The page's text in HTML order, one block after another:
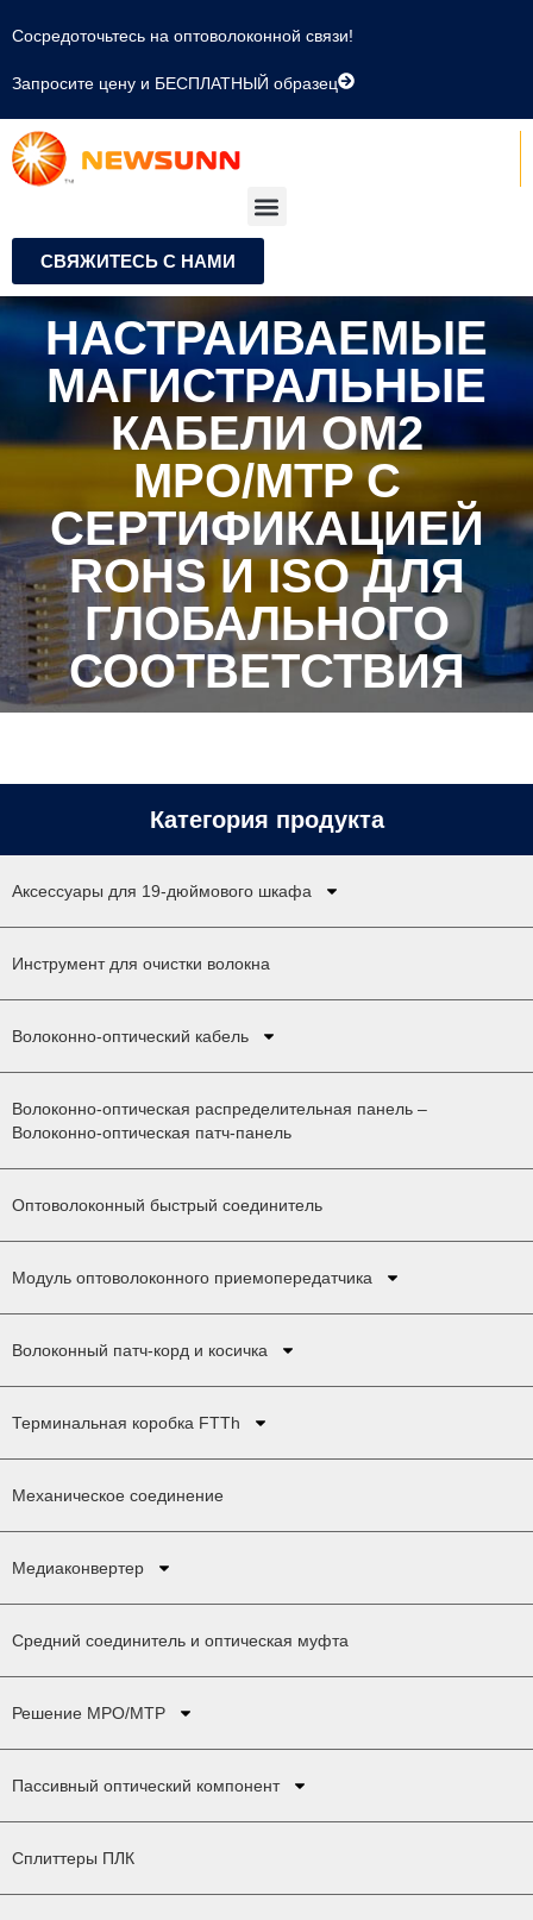
Сосредоточьтесь на оптоволоконной связи!
Запросите цену и БЕСПЛАТНЫЙ образец
СВЯЖИТЕСЬ С НАМИ
НАСТРАИВАЕМЫЕ
МАГИСТРАЛЬНЫЕ
КАБЕЛИ OM2
MPO/MTP С
СЕРТИФИКАЦИЕЙ
ROHS И ISO ДЛЯ
ГЛОБАЛЬНОГО
СООТВЕТСТВИЯ
Категория продукта
Аксессуары для 19-дюймового шкафа
Инструмент для очистки волокна
Волоконно-оптический кабель
Волоконно-оптическая распределительная панель –
Волоконно-оптическая патч-панель
Оптоволоконный быстрый соединитель
Модуль оптоволоконного приемопередатчика
Волоконный патч-корд и косичка
Терминальная коробка FTTh
Механическое соединение
Медиаконвертер
Средний соединитель и оптическая муфта
Решение MPO/MTP
Пассивный оптический компонент
Сплиттеры ПЛК